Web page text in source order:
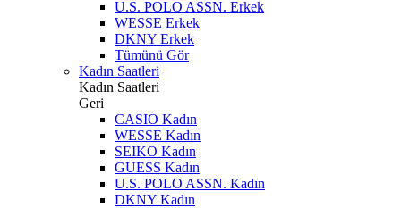
U.S. POLO ASSN. Erkek
WESSE Erkek
DKNY Erkek
Tümünü Gör
Kadın Saatleri
Kadın Saatleri
Geri
CASIO Kadın
WESSE Kadın
SEIKO Kadın
GUESS Kadın
U.S. POLO ASSN. Kadın
DKNY Kadın